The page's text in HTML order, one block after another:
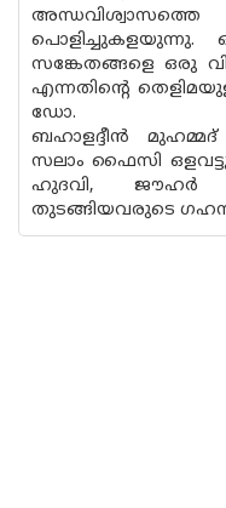
പൊളിച്ചുകളയുന്നു.
സങ്കേതങ്ങളെ ഒരു
എന്നതിന്റെ
ഡോ.
ബഹാളദ്ദീൻ
സലാം ഫൈസി
ഹുദവി, ജൗഹർ
തുടങ്ങിയവരുടെ